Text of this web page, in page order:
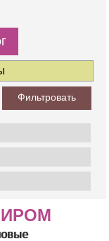
Фильтровать